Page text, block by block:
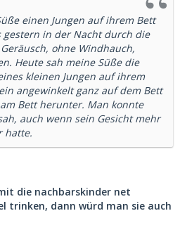
einen Jungen auf ihrem Bett
in der Nacht durch die
ohne Windhauch,
Heute sah meine Süße die
kleinen Jungen auf ihrem
angewinkelt ganz auf dem Bett
Bett herunter. Man konnte
auch wenn sein Gesicht mehr
hatte.
die nachbarskinder net
trinken, dann würd man sie auch